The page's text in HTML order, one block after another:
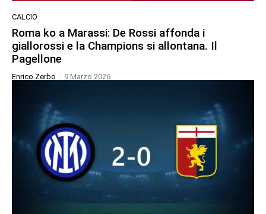
CALCIO
Roma ko a Marassi: De Rossi affonda i
giallorossi e la Champions si allontana. Il
Pagellone
Enrico Zerbo - 9 Marzo 2026